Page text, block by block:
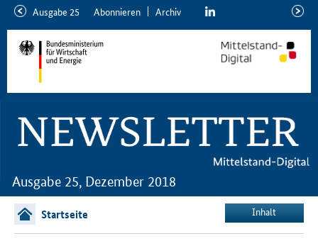
ältereAusgabe 25 Abon­nie­ren Ar­chiv linkedin
Ausgabe 25, Dezember 2018
Startseite Inhalt